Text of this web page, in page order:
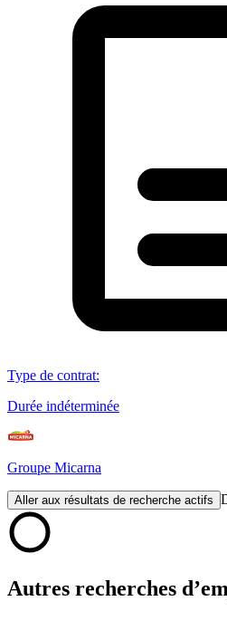
Type de contrat:
Durée indéterminée
Groupe Micarna
Aller aux résultats de recherche actifs
Autres recherches